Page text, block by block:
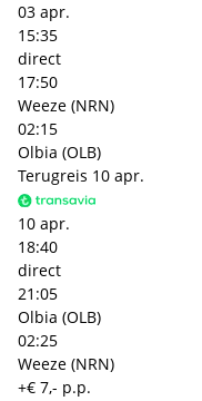
03 apr.
15:35
direct
17:50
Weeze (NRN)
02:15
Olbia (OLB)
Terugreis 10 apr.
10 apr.
18:40
direct
21:05
Olbia (OLB)
02:25
Weeze (NRN)
+€ 7,- p.p.